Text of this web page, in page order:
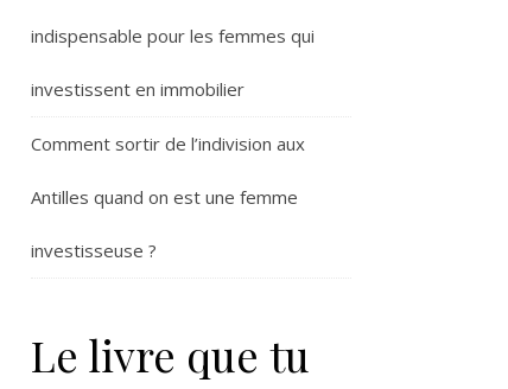
indispensable pour les femmes qui
investissent en immobilier
Comment sortir de l’indivision aux
Antilles quand on est une femme
investisseuse ?
Le livre que tu